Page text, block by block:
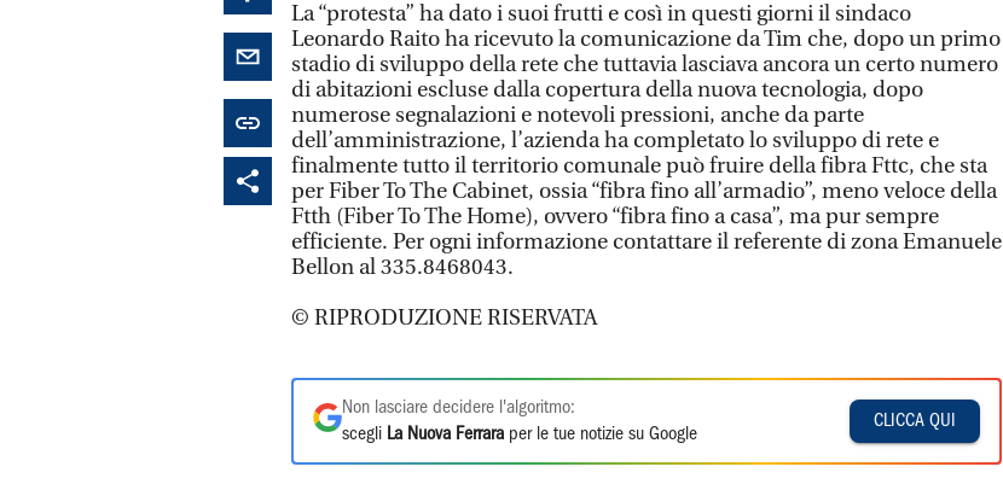
La “protesta” ha dato i suoi frutti e così in questi giorni il sindaco
Leonardo Raito ha ricevuto la comunicazione da Tim che, dopo un primo
stadio di sviluppo della rete che tuttavia lasciava ancora un certo numero
di abitazioni escluse dalla copertura della nuova tecnologia, dopo
numerose segnalazioni e notevoli pressioni, anche da parte
dell’amministrazione, l’azienda ha completato lo sviluppo di rete e
finalmente tutto il territorio comunale può fruire della fibra Fttc, che sta
per Fiber To The Cabinet, ossia “fibra fino all’armadio”, meno veloce della
Ftth (Fiber To The Home), ovvero “fibra fino a casa”, ma pur sempre
efficiente. Per ogni informazione contattare il referente di zona Emanuele
Bellon al 335.8468043.
© RIPRODUZIONE RISERVATA
Non lasciare decidere l'algoritmo:
scegli La Nuova Ferrara per le tue notizie su Google
CLICCA QUI